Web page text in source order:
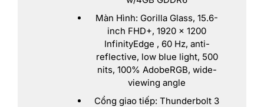
Màn Hình: Gorilla Glass, 15.6-
inch FHD+, 1920 x 1200
InfinityEdge , 60 Hz, anti-
reflective, low blue light, 500
nits, 100% AdobeRGB, wide-
viewing angle
Cổng giao tiếp: Thunderbolt 3